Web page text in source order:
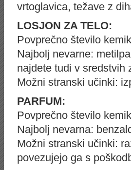
vrtoglavica, težave z
LOSJON ZA TELO:
Povprečno število
Najbolj nevarne:
najdete tudi v sredstvih
Možni stranski učinki:
PARFUM:
Povprečno število
Najbolj nevarna:
Možni stranski učinki:
povezujejo ga s